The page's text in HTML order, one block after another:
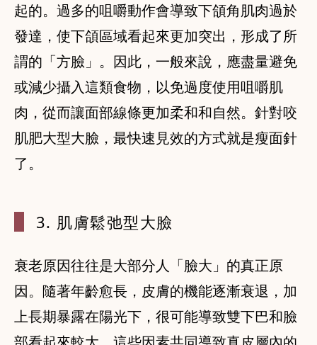
起的。過多的咀嚼動作會導致下頜角肌肉過於
發達，使下頜區域看起來更加突出，形成了所
謂的「方臉」。因此，一般來說，應盡量避免
或減少攝入這類食物，以免過度使用咀嚼肌
肉，從而讓面部線條更加柔和和自然。針對咬
肌肥大型大臉，最快速見效的方式就是瘦面針
了。
3. 肌膚鬆弛型大臉
衰老原因往往是大部分人「臉大」的真正原
因。隨著年齡愈長，皮膚的機能逐漸衰退，加
上長期暴露在陽光下，很可能導致雙下巴和臉